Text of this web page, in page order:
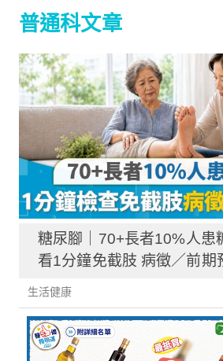
普通科文章
糖尿腳｜70+長者10%人患
看1分鐘免截肢 病徵／前期
理一文睇清
生活健康